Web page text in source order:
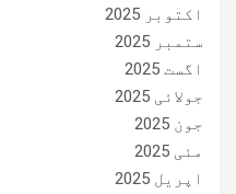
اکتوبر 2025
ستمبر 2025
اگست 2025
جولائی 2025
جون 2025
مئی 2025
اپریل 2025